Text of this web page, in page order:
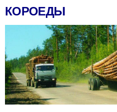
КОРОЕДЫ